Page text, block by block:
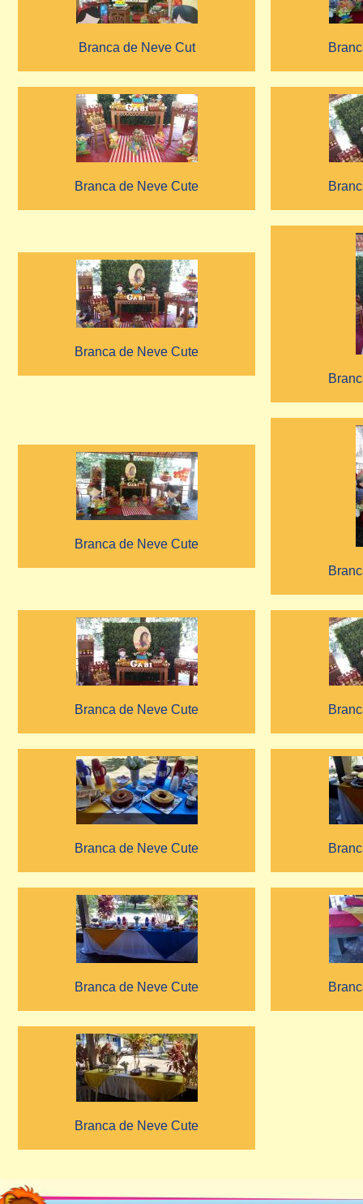
Branca de Neve Cut
Branca de Neve Cute
Branca de Neve Cute
Branca de Neve Cute
Branca de Neve Cute
Branca de Neve Cute
Branca de Neve Cute
Branca de Neve Cute